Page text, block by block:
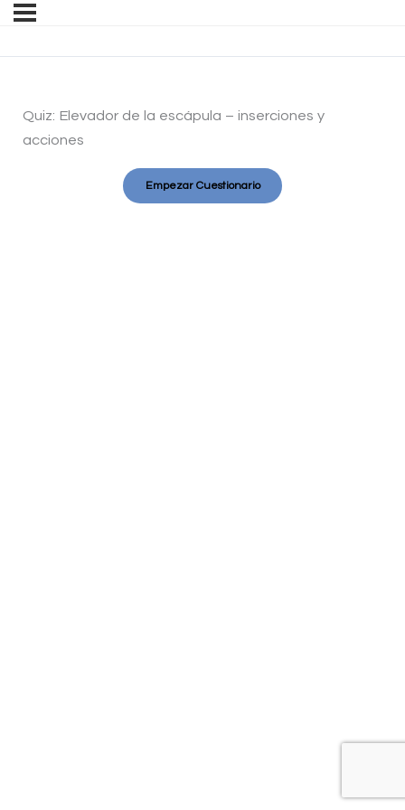
Quiz: Elevador de la escápula – inserciones y
acciones